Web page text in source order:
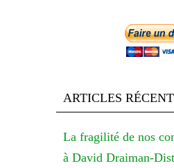
ARTICLES
La fragilité de nos
à David Draiman-